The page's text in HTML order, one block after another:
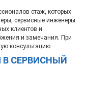
стаж, которых
сервисные инженеры
клиентов и
и замечания. При
консультацию.
В СЕРВИСНЫЙ